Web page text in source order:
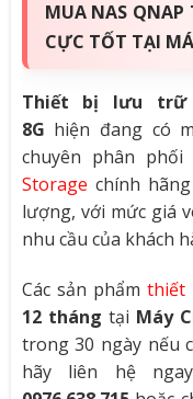
MUA NAS QNAP
CỰC TỐT TẠI
Thiết bị lưu trữ
8G hiện đang có
chuyên phân
Storage chính
lượng, với mức giá
nhu cầu của khách
Các sản phẩmthiết
12 tháng tại Máy
trong 30 ngày nếu
hãy liên hệ